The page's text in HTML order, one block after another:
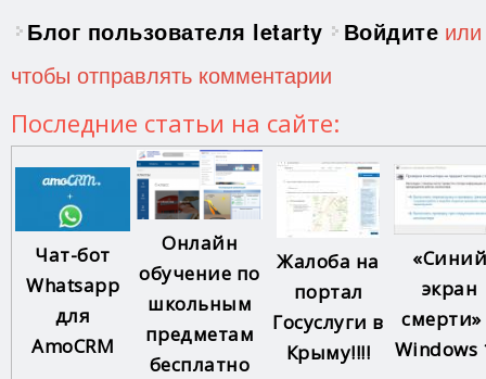
Блог пользователя letarty Войдите
чтобы отправлять комментарии
Последние статьи на сайте:
Чат-бот
Whatsapp
для
AmoCRM
Онлайн
обучение по
школьным
предметам
бесплатно
Жалоба на
портал
Госуслуги в
Крыму!!!!
«Синий
экран
смерти»
Windows